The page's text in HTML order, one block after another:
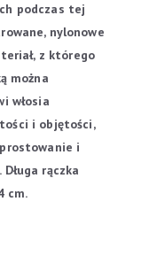
podczas tej
nylonowe
z którego
można
włosia
i objętości,
i
Długa rączka
cm.